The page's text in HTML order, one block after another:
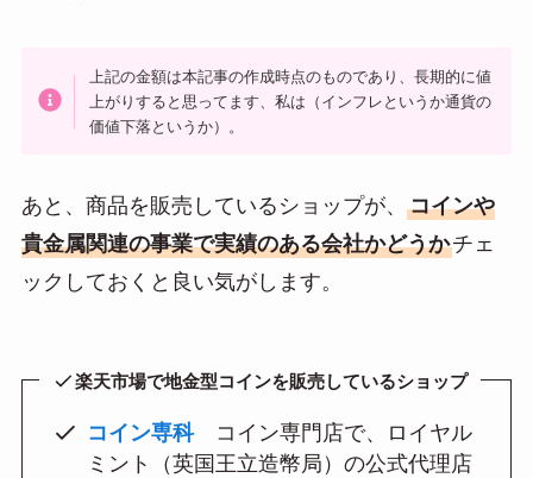
上記の金額は本記事の作成時点のものであり、長期的に値
上がりすると思ってます、私は（インフレというか通貨の
価値下落というか）。
あと、商品を販売しているショップが、 コインや
貴金属関連の事業で実績のある会社かどうかチェ
ックしておくと良い気がします。
楽天市場で地金型コインを販売しているショップ
コイン専科コイン専門店で、ロイヤル
ミント（英国王立造幣局）の公式代理店